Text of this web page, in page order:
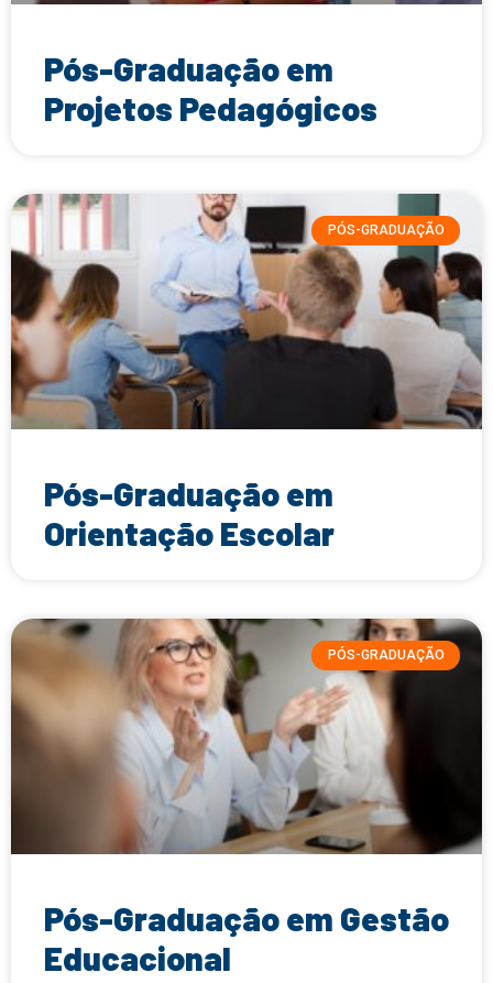
Pós-Graduação em
Projetos Pedagógicos
PÓS-GRADUAÇÃO
Pós-Graduação em
Orientação Escolar
PÓS-GRADUAÇÃO
Pós-Graduação em Gestão
Educacional